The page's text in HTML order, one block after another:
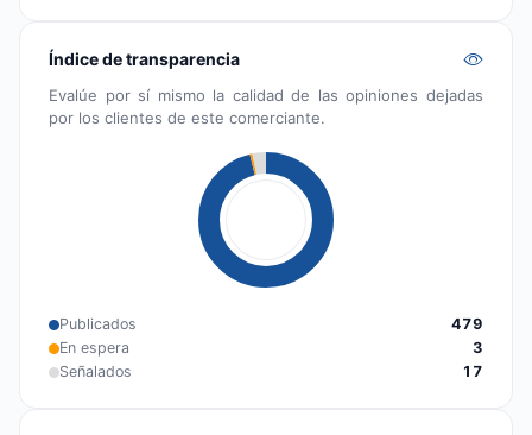
Índice de transparencia
Evalúe por sí mismo la calidad de las opiniones dejadas
por los clientes de este comerciante.
Publicados
479
En espera
3
Señalados
17